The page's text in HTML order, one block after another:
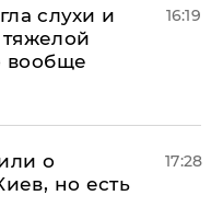
слухи и
вообще
16:19
о
но есть
17:28